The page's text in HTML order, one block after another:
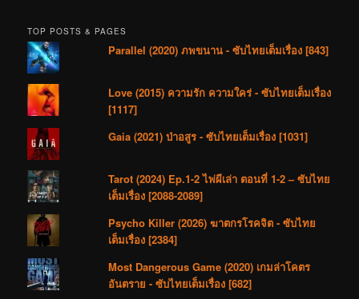
TOP POSTS & PAGES
Parallel (2020) ภพขนาน - ซับไทยเต็มเรื่อง [843]
Love (2015) ความรัก ความใคร่ - ซับไทยเต็มเรื่อง
[1117]
Gaia (2021) ป่าอสูร - ซับไทยเต็มเรื่อง [1031]
Tarot (2024) Ep.1-2 ไพ่ผีเล่า ตอนที่ 1-2 – ซับไทย
เต็มเรื่อง [2088-2089]
Psycho Killer (2026) ฆาตกรโรคจิต - ซับไทย
เต็มเรื่อง [2384]
Most Dangerous Game (2020) เกมล่าโคตร
อันตราย - ซับไทยเต็มเรื่อง [682]